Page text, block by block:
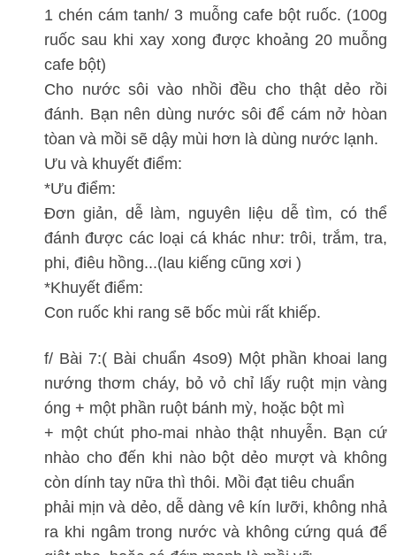
1 chén cám tanh/ 3 muỗng cafe bột ruốc. (100g
ruốc sau khi xay xong được khoảng 20 muỗng
cafe bột)
Cho nước sôi vào nhồi đều cho thật dẻo rồi
đánh. Bạn nên dùng nước sôi để cám nở hòan
tòan và mồi sẽ dậy mùi hơn là dùng nước lạnh.
Ưu và khuyết điểm:
*Ưu điểm:
Đơn giản, dễ làm, nguyên liệu dễ tìm, có thể
đánh được các loại cá khác như: trôi, trắm, tra,
phi, điêu hồng...(lau kiếng cũng xơi )
*Khuyết điểm:
Con ruốc khi rang sẽ bốc mùi rất khiếp.
f/ Bài 7:( Bài chuẩn 4so9) Một phần khoai lang
nướng thơm cháy, bỏ vỏ chỉ lấy ruột mịn vàng
óng + một phần ruột bánh mỳ, hoặc bột mì
+ một chút pho-mai nhào thật nhuyễn. Bạn cứ
nhào cho đến khi nào bột dẻo mượt và không
còn dính tay nữa thì thôi. Mồi đạt tiêu chuẩn
phải mịn và dẻo, dễ dàng vê kín lưỡi, không nhả
ra khi ngâm trong nước và không cứng quá để